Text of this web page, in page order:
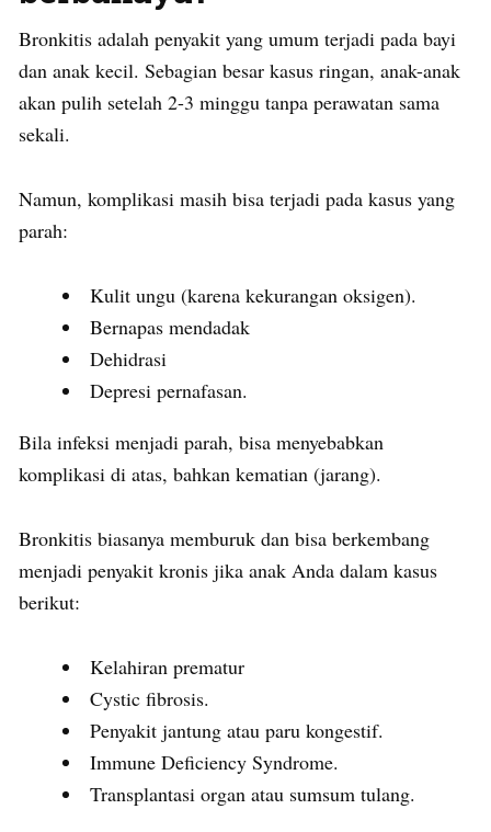
Bronkitis adalah penyakit yang umum terjadi pada bayi
dan anak kecil. Sebagian besar kasus ringan, anak-anak
akan pulih setelah 2-3 minggu tanpa perawatan sama
sekali.
Namun, komplikasi masih bisa terjadi pada kasus yang
parah:
Kulit ungu (karena kekurangan oksigen).
Bernapas mendadak
Dehidrasi
Depresi pernafasan.
Bila infeksi menjadi parah, bisa menyebabkan
komplikasi di atas, bahkan kematian (jarang).
Bronkitis biasanya memburuk dan bisa berkembang
menjadi penyakit kronis jika anak Anda dalam kasus
berikut:
Kelahiran prematur
Cystic fibrosis.
Penyakit jantung atau paru kongestif.
Immune Deficiency Syndrome.
Transplantasi organ atau sumsum tulang.